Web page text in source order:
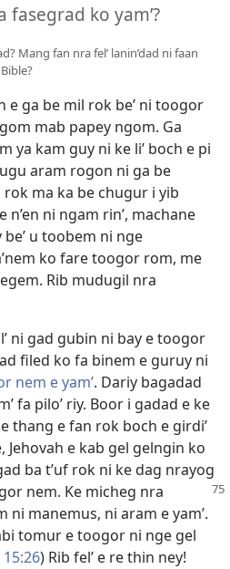
fasegrad ko yam’?
Mang fan nra fel’ lanin’dad ni faan
e ga be mil rok be’ ni toogor
mab papey ngom. Ga
ya kam guy ni ke li’ boch e pi
aram rogon ni ga be
ma ka be chugur i yib
ni ngam rin’, machane
u toobem ni nge
ko fare toogor rom, me
Rib mudugil nra
ni gad gubin ni bay e toogor
filed ko fa binem e guruy ni
nem e yam’. Dariy bagadad
fa pilo’ riy. Boor i gadad e ke
thang e fan rok boch e girdi’
Jehovah e kab gel gelngin ko
ba t’uf rok ni ke dag nrayog
nem. Ke micheg nra
manemus, ni aram e yam’.
tomur e toogor ni nge gel
) Rib fel’ e re thin ney!